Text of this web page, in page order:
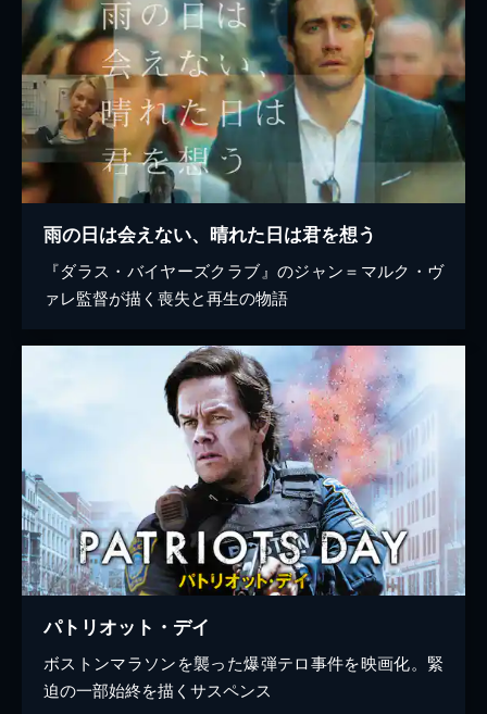
雨の日は会えない、晴れた日は君を想う
『ダラス・バイヤーズクラブ』のジャン＝マルク・ヴ
ァレ監督が描く喪失と再生の物語
パトリオット・デイ
ボストンマラソンを襲った爆弾テロ事件を映画化。緊
迫の一部始終を描くサスペンス